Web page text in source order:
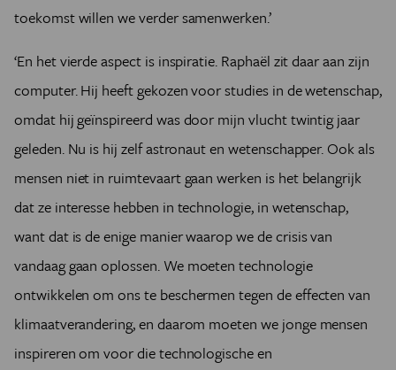
toekomst willen we verder samenwerken.’
‘En het vierde aspect is inspiratie. Raphaël zit daar aan zijn
computer. Hij heeft gekozen voor studies in de wetenschap,
omdat hij geïnspireerd was door mijn vlucht twintig jaar
geleden. Nu is hij zelf astronaut en wetenschapper. Ook als
mensen niet in ruimtevaart gaan werken is het belangrijk
dat ze interesse hebben in technologie, in wetenschap,
want dat is de enige manier waarop we de crisis van
vandaag gaan oplossen. We moeten technologie
ontwikkelen om ons te beschermen tegen de effecten van
klimaatverandering, en daarom moeten we jonge mensen
inspireren om voor die technologische en